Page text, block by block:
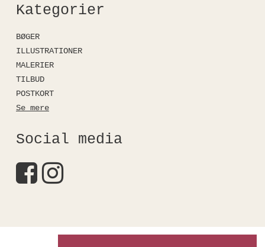
Kategorier
BØGER
ILLUSTRATIONER
MALERIER
TILBUD
POSTKORT
Se mere
Social media